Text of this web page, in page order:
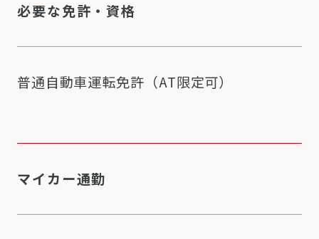
必要な免許・資格
普通自動車運転免許（AT限定可）
マイカー通勤